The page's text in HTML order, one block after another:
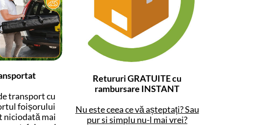
transport cu
foișorului
niciodată mai
Retururi GRATUITE cu
rambursare INSTANT
Nu este ceea ce vă așteptați? Sau
pur si simplu nu-l mai vrei?